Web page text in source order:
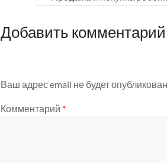
Добавить комментарий
Ваш адрес email не будет опубликован.
Комментарий *